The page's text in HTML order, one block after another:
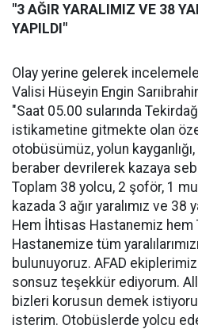
"3 AĞIR YARALIMIZ VE 38
YAPILDI"
Olay yerine gelerek
Valisi Hüseyin Engin
"Saat 05.00 sularında
istikametine gitmekte olan
otobüsümüz, yolun
beraber devrilerek kazaya
Toplam 38 yolcu, 2 şoför, 1
kazada 3 ağır yaralımız ve 38
Hem İhtisas Hastanemiz hem
Hastanemize tüm
bulunuyoruz. AFAD
sonsuz teşekkür ediyorum.
bizleri korusun demek
isterim. Otobüslerde yolcu